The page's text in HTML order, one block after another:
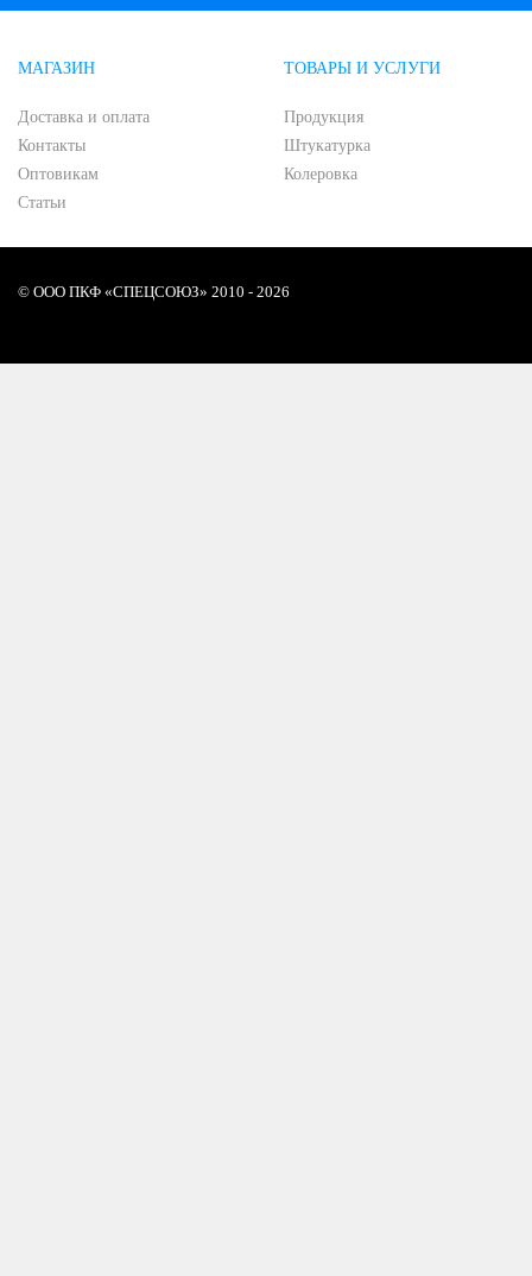
МАГАЗИН
Доставка и оплата
Контакты
Оптовикам
Статьи
ТОВАРЫ И УСЛУГИ
Продукция
Штукатурка
Колеровка
© ООО ПКФ «СПЕЦСОЮЗ» 2010 - 2026